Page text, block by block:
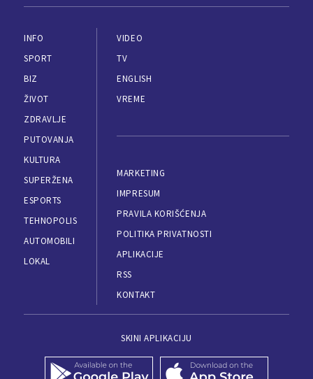
INFO
SPORT
BIZ
ŽIVOT
ZDRAVLJE
PUTOVANJA
KULTURA
SUPERŽENA
ESPORTS
TEHNOPOLIS
AUTOMOBILI
LOKAL
VIDEO
TV
ENGLISH
VREME
MARKETING
IMPRESUM
PRAVILA KORIŠĆENJA
POLITIKA PRIVATNOSTI
APLIKACIJE
RSS
KONTAKT
SKINI APLIKACIJU